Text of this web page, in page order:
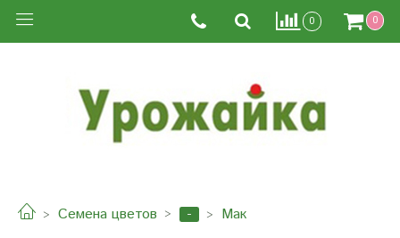
0 0
Семена цветов - Мак